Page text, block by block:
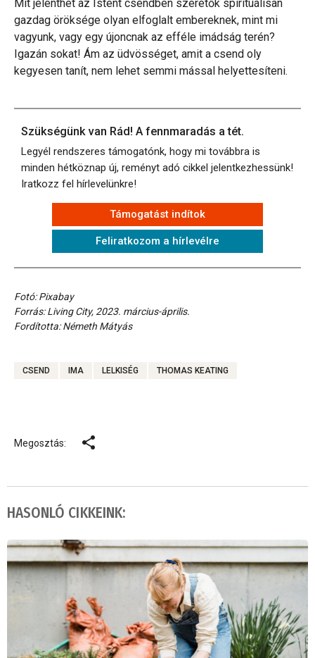
Mit jelenthet az Istent csendben szeretők spirituálisan
gazdag öröksége olyan elfoglalt embereknek, mint mi
vagyunk, vagy egy újoncnak az efféle imádság terén?
Igazán sokat! Ám az üdvösséget, amit a csend oly
kegyesen tanít, nem lehet semmi mással helyettesíteni.
Szükségünk van Rád! A fennmaradás a tét.
Legyél rendszeres támogatónk, hogy mi továbbra is
minden hétköznap új, reményt adó cikkel jelentkezhessünk!
Iratkozz fel hírlevelünkre!
Támogatást indítok
Feliratkozom a hírlevélre
Fotó: Pixabay
Forrás: Living City, 2023. március-április.
Fordította: Németh Mátyás
CSEND IMA LELKISÉG THOMAS KEATING
Megosztás:
HASONLÓ CIKKEINK: